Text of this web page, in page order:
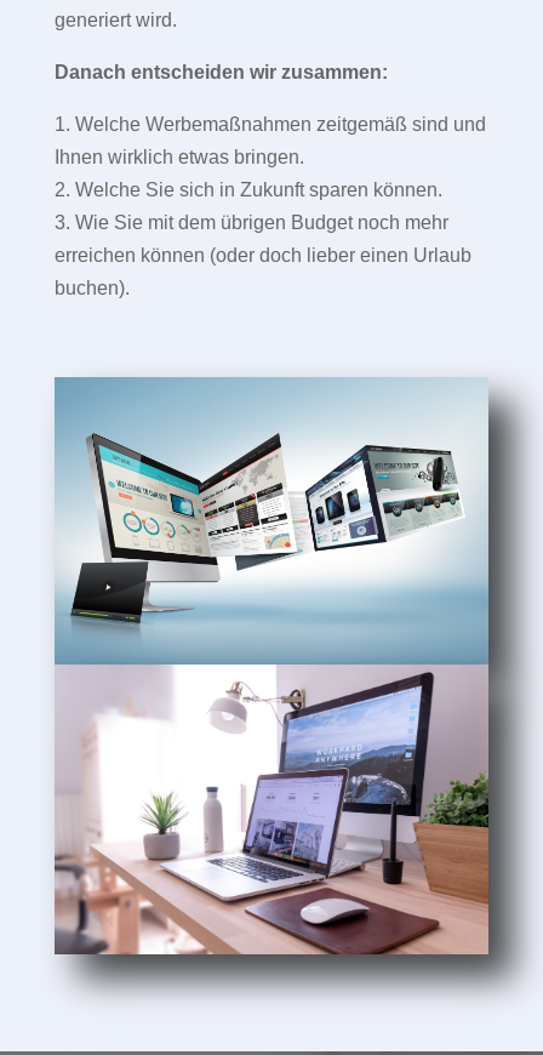
generiert wird.
Danach entscheiden wir zusammen:
1. Welche Werbemaßnahmen zeitgemäß sind und
Ihnen wirklich etwas bringen.
2. Welche Sie sich in Zukunft sparen können.
3. Wie Sie mit dem übrigen Budget noch mehr
erreichen können (oder doch lieber einen Urlaub
buchen).